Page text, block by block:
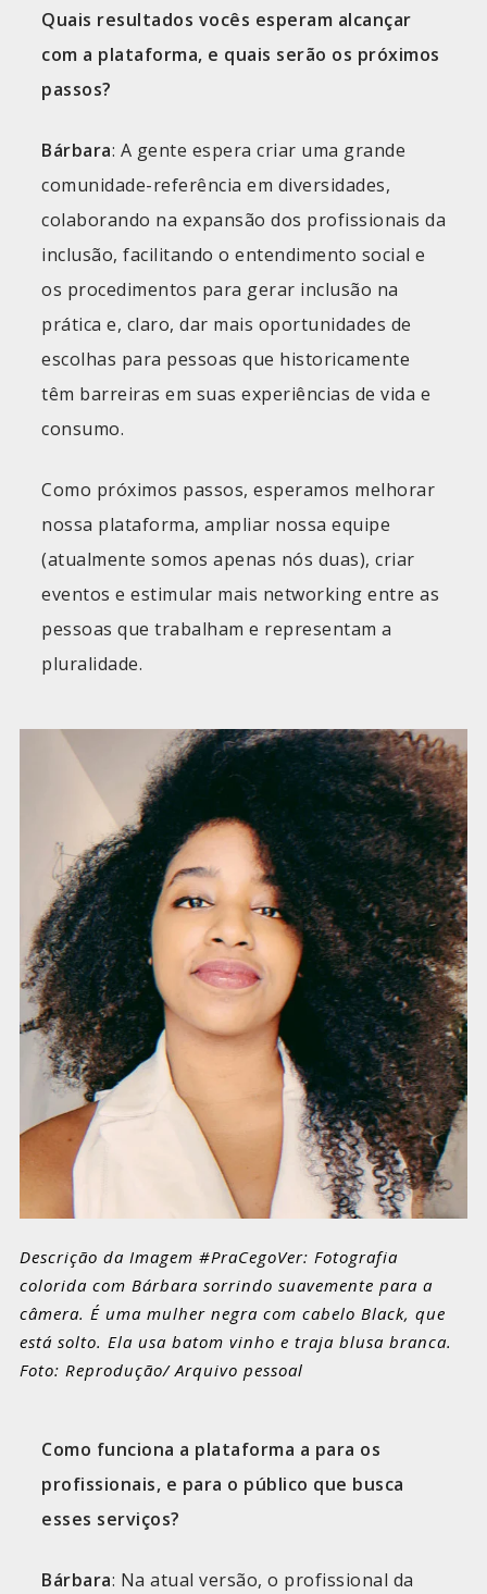
Quais resultados vocês esperam alcançar
com a plataforma, e quais serão os próximos
passos?
Bárbara: A gente espera criar uma grande
comunidade-referência em diversidades,
colaborando na expansão dos profissionais da
inclusão, facilitando o entendimento social e
os procedimentos para gerar inclusão na
prática e, claro, dar mais oportunidades de
escolhas para pessoas que historicamente
têm barreiras em suas experiências de vida e
consumo.
Como próximos passos, esperamos melhorar
nossa plataforma, ampliar nossa equipe
(atualmente somos apenas nós duas), criar
eventos e estimular mais networking entre as
pessoas que trabalham e representam a
pluralidade.
Descrição da Imagem #PraCegoVer: Fotografia
colorida com Bárbara sorrindo suavemente para a
câmera. É uma mulher negra com cabelo Black, que
está solto. Ela usa batom vinho e traja blusa branca.
Foto: Reprodução/ Arquivo pessoal
Como funciona a plataforma a para os
profissionais, e para o público que busca
esses serviços?
Bárbara: Na atual versão, o profissional da